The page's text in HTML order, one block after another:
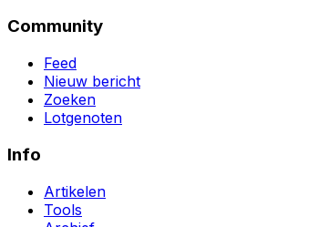
Community
Feed
Nieuw bericht
Zoeken
Lotgenoten
Info
Artikelen
Tools